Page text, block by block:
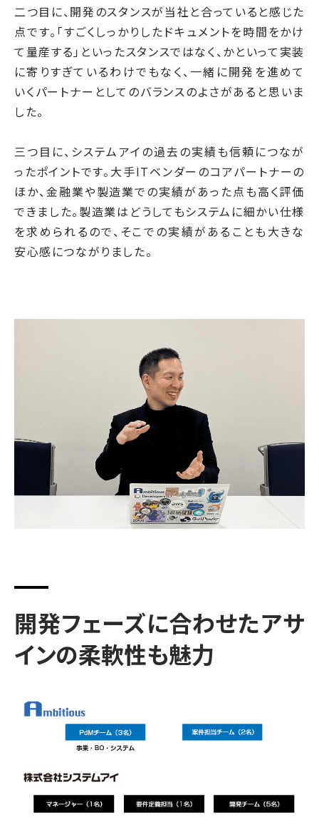
二つ目に、開発のスタンスが当社と合っていると感じた
点です。「すごくしっかりしたドキュメントを時間をかけ
て量産する」といったスタンスではなく、かといって実装
に寄りすぎているわけでもなく、一緒に開発を進めて
いくパートナーとしてのバランスのよさがあると思いま
した。
三つ目に、システムアイの過去の実績も信頼につなが
ったポイントです。大手ITベンダーのコアパートナーの
ほか、金融業や製造業での実績があった点も高く評価
できました。製造業はどうしてもシステムに細かい仕様
を求められるので、そこでの実績があることも大きな
安心感につながりました。
開発フェーズに合わせたアサ
インの柔軟性も魅力